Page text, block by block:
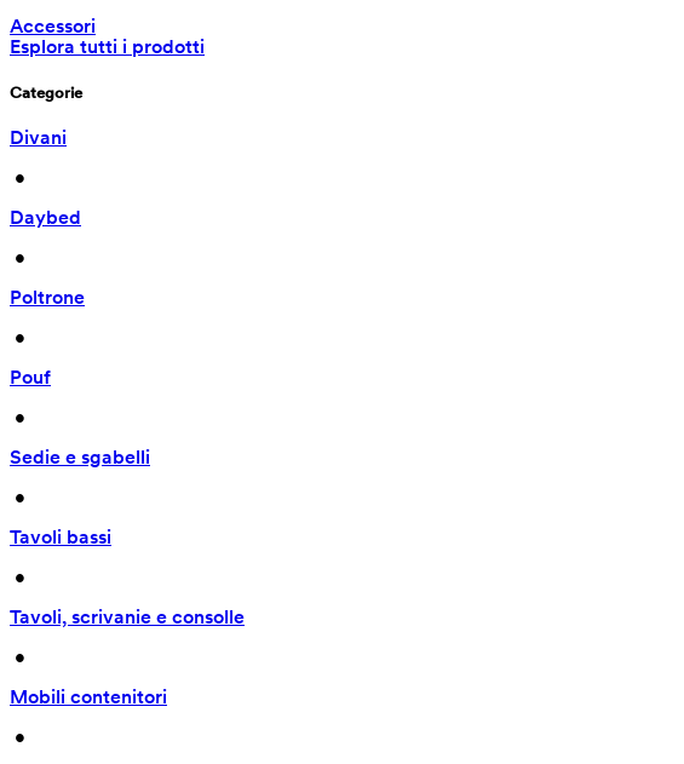
Accessori
Esplora tutti i prodotti
Categorie
Divani
•
Daybed
•
Poltrone
•
Pouf
•
Sedie e sgabelli
•
Tavoli bassi
•
Tavoli, scrivanie e consolle
•
Mobili contenitori
•